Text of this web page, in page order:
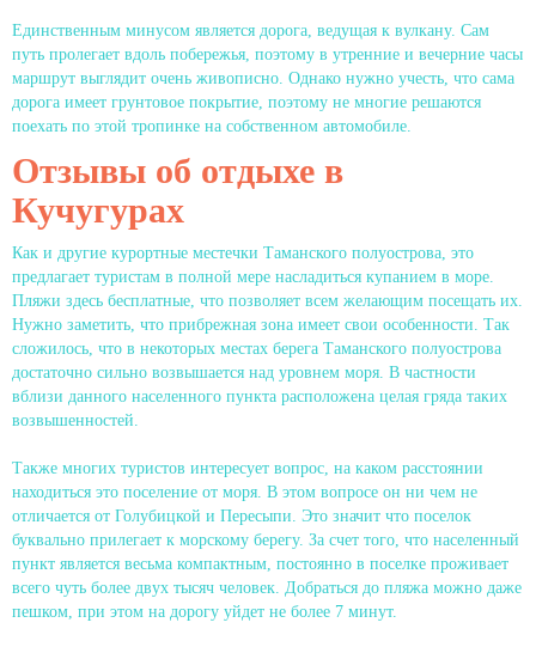
Единственным минусом является дорога, ведущая к вулкану. Сам
путь пролегает вдоль побережья, поэтому в утренние и вечерние часы
маршрут выглядит очень живописно. Однако нужно учесть, что сама
дорога имеет грунтовое покрытие, поэтому не многие решаются
поехать по этой тропинке на собственном автомобиле.
Отзывы об отдыхе в
Кучугурах
Как и другие курортные местечки Таманского полуострова, это
предлагает туристам в полной мере насладиться купанием в море.
Пляжи здесь бесплатные, что позволяет всем желающим посещать их.
Нужно заметить, что прибрежная зона имеет свои особенности. Так
сложилось, что в некоторых местах берега Таманского полуострова
достаточно сильно возвышается над уровнем моря. В частности
вблизи данного населенного пункта расположена целая гряда таких
возвышенностей.
Также многих туристов интересует вопрос, на каком расстоянии
находиться это поселение от моря. В этом вопросе он ни чем не
отличается от Голубицкой и Пересыпи. Это значит что поселок
буквально прилегает к морскому берегу. За счет того, что населенный
пункт является весьма компактным, постоянно в поселке проживает
всего чуть более двух тысяч человек. Добраться до пляжа можно даже
пешком, при этом на дорогу уйдет не более 7 минут.